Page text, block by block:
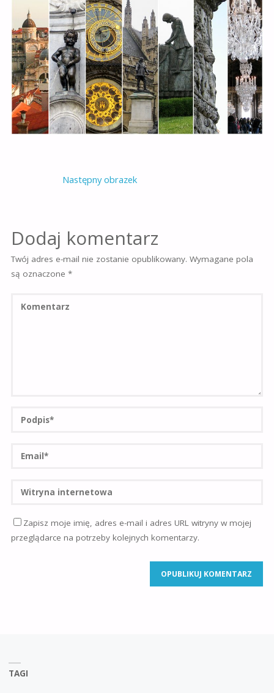
Następny obrazek
Dodaj komentarz
Twój adres e-mail nie zostanie opublikowany. Wymagane pola
są oznaczone *
Zapisz moje imię, adres e-mail i adres URL witryny w mojej
przeglądarce na potrzeby kolejnych komentarzy.
TAGI